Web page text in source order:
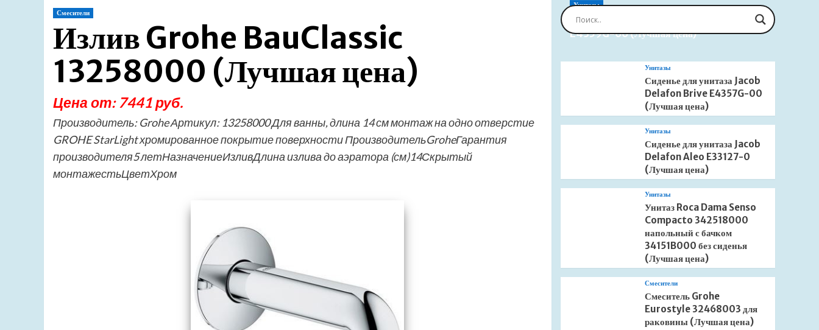
Смесители
Излив Grohe BauClassic
13258000 (Лучшая цена)
Цена от: 7441 руб.
Производитель: Grohe Артикул: 13258000 Для ванны, длина 14 см монтаж на одно отверстие
GROHE StarLight хромированное покрытие поверхности ПроизводительGroheГарантия
производителя5 летНазначениеИзливДлина излива до аэратора (см)14Скрытый
монтажестьЦветХром
Унитазы
Сиденье для унитаза Jacob Delafon Brive
E4359G-00 (Лучшая цена)
Унитазы
Сиденье для унитаза Jacob
Delafon Brive E4357G-00
(Лучшая цена)
Унитазы
Сиденье для унитаза Jacob
Delafon Aleo E33127-0
(Лучшая цена)
Унитазы
Унитаз Roca Dama Senso
Compacto 342518000
напольный с бачком
34151B000 без сиденья
(Лучшая цена)
Смесители
Смеситель Grohe
Eurostyle 32468003 для
раковины (Лучшая цена)